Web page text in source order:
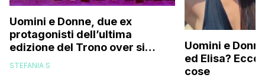
Uomini e Donne, due ex
protagonisti dell’ultima
edizione del Trono over si
stanno frequentando fuori dal
STEFANIA S
Uomini e
ed Elisa? Ecco
cose